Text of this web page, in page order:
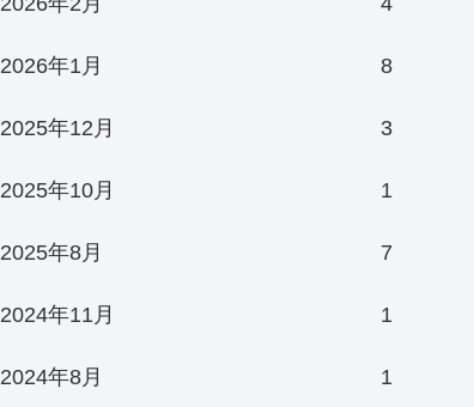
2026年1月 8
2025年12月 3
2025年10月 1
2025年8月 7
2024年11月 1
2024年8月 1